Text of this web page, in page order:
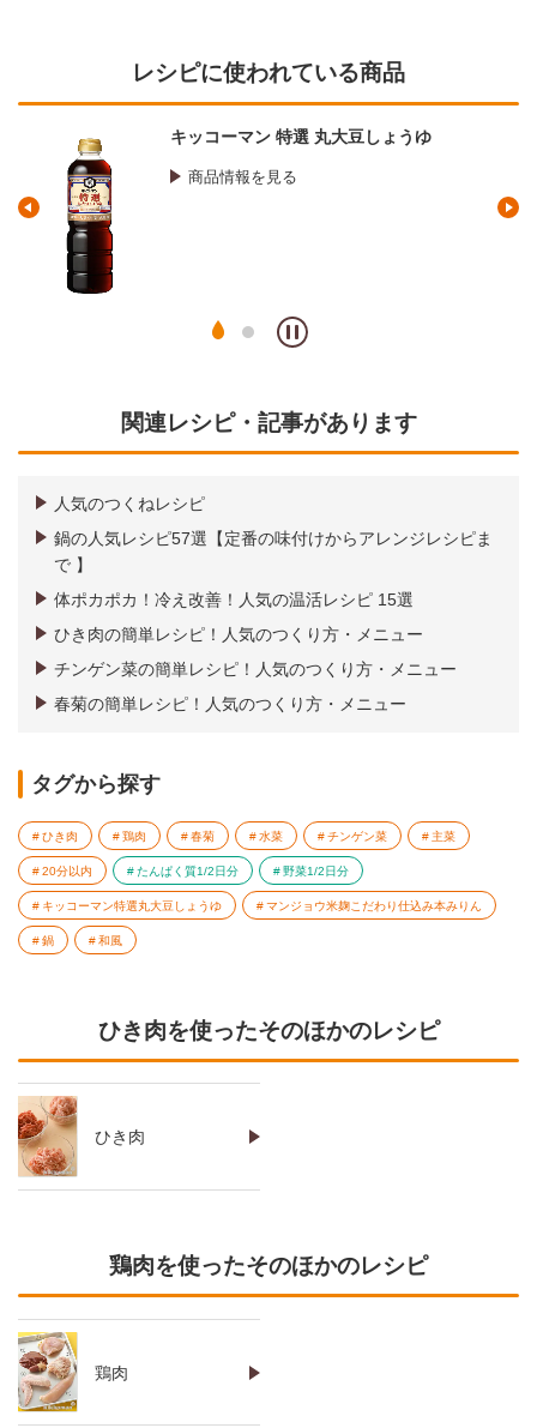
レシピに使われている商品
キッコーマン 特選 丸大豆しょうゆ
商品情報を見る
関連レシピ・記事があります
人気のつくねレシピ
鍋の人気レシピ57選【定番の味付けからアレンジレシピま
で 】
体ポカポカ！冷え改善！人気の温活レシピ 15選
ひき肉の簡単レシピ！人気のつくり方・メニュー
チンゲン菜の簡単レシピ！人気のつくり方・メニュー
春菊の簡単レシピ！人気のつくり方・メニュー
タグから探す
ひき肉 鶏肉 春菊 水菜 チンゲン菜 主菜
20分以内 たんぱく質1/2日分 野菜1/2日分
キッコーマン特選丸大豆しょうゆ マンジョウ米麹こだわり仕込み本みりん
鍋 和風
ひき肉を使ったそのほかのレシピ
ひき肉
鶏肉を使ったそのほかのレシピ
鶏肉